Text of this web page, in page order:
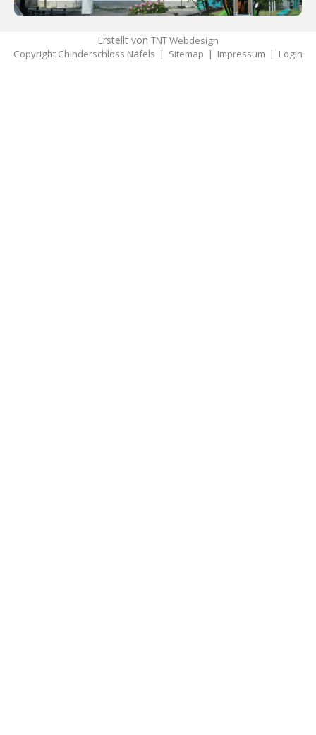
Erstellt von TNT Webdesign
Copyright Chinderschloss Näfels | Sitemap | Impressum | Login